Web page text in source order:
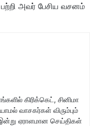
அவர் பேசிய வசனம்
கிரிக்கெட், சினிமா
வாசகர்கள் விரும்பும்
ஏராளமான செய்திகள்